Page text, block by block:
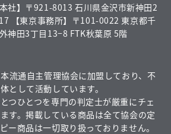
流通自主管理協会に加盟しており、不
として活動しています。
つひとつを専門の判定士が厳重にチェ
す。掲載している商品は全て協会の定
ー商品は一切取り扱っておりません。
本社】〒921-8013 石川県金沢市新神田2
【東京事務所】〒101-0022 東京都千
神田3丁目13−8 FTK秋葉原 5階